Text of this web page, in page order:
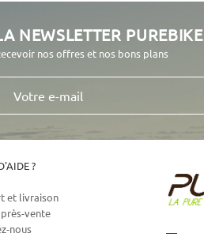
NEWSLETTER PUREBIKE
nos offres et nos bons plans
mail
?
et livraison
vente
nous